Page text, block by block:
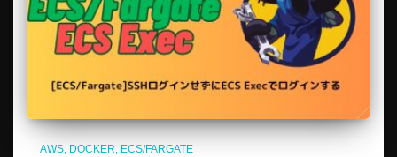
AWS DOCKER ECS/FARGATE